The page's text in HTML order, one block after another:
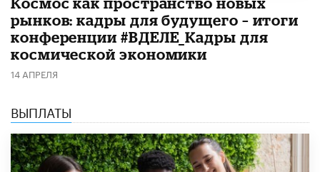
рынков: кадры для будущего – итоги
конференции #ВДЕЛЕ_Кадры для
космической экономики
14 АПРЕЛЯ
ВЫПЛАТЫ